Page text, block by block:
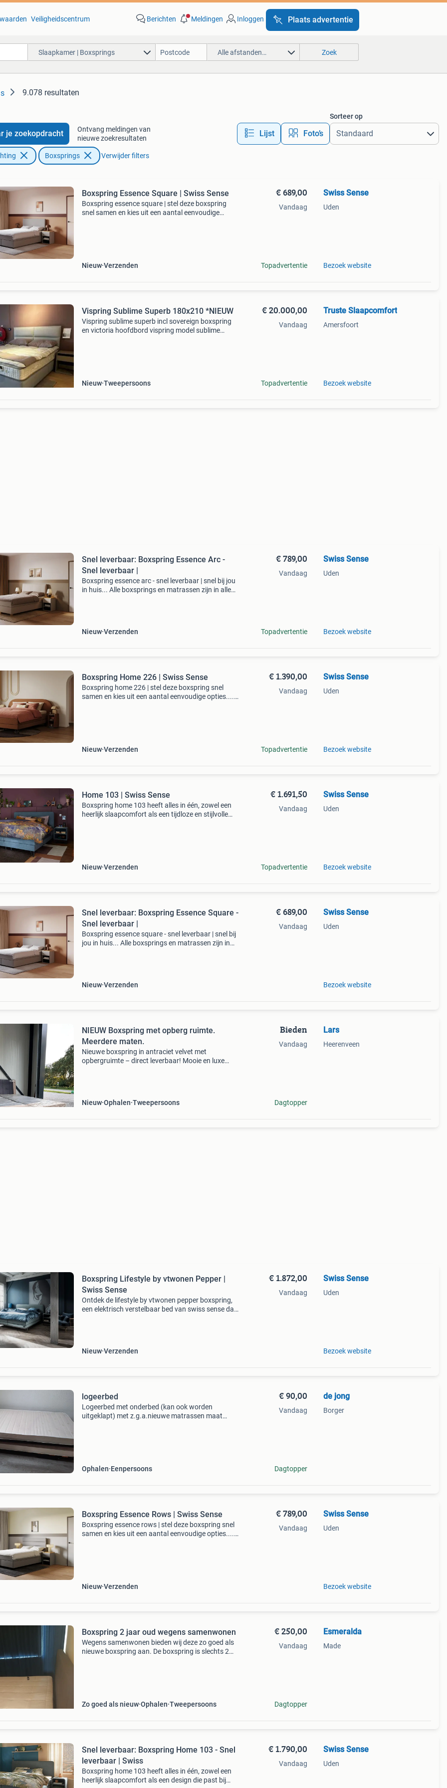
Veiligheidscentrum Berichten Meldingen Inloggen Plaats advertentie
Slaapkamer | Boxsprings Alle afstanden… Zoek
9.078 resultaten
je zoekopdracht
Ontvang meldingen van
nieuwe zoekresultaten
Lijst Foto’s
Sorteer op
Boxsprings Verwijder filters
Boxspring Essence Square | Swiss Sense
Boxspring essence square | stel deze boxspring
snel samen en kies uit een aantal eenvoudige
Nieuw Verzenden
€ 689,00
Vandaag
Topadvertentie
Swiss Sense
Uden
Bezoek website
Vispring Sublime Superb 180x210 *NIEUW
Vispring sublime superb incl sovereign boxspring
en victoria hoofdbord vispring model sublime
Nieuw Tweepersoons
€ 20.000,00
Vandaag
Topadvertentie
Truste Slaapcomfort
Amersfoort
Bezoek website
Snel leverbaar: Boxspring Essence Arc -
Snel leverbaar |
Boxspring essence arc - snel leverbaar | snel bij jou
in huis... Alle boxsprings en matrassen zijn in alle
Nieuw Verzenden
€ 789,00
Vandaag
Topadvertentie
Swiss Sense
Uden
Bezoek website
Boxspring Home 226 | Swiss Sense
Boxspring home 226 | stel deze boxspring snel
samen en kies uit een aantal eenvoudige opties....
Nieuw Verzenden
€ 1.390,00
Vandaag
Topadvertentie
Swiss Sense
Uden
Bezoek website
Home 103 | Swiss Sense
Boxspring home 103 heeft alles in één, zowel een
heerlijk slaapcomfort als een tijdloze en stijlvolle
Nieuw Verzenden
€ 1.691,50
Vandaag
Topadvertentie
Swiss Sense
Uden
Bezoek website
Snel leverbaar: Boxspring Essence Square -
Snel leverbaar |
Boxspring essence square - snel leverbaar | snel bij
jou in huis... Alle boxsprings en matrassen zijn in
Nieuw Verzenden
€ 689,00
Vandaag
Swiss Sense
Uden
Bezoek website
NIEUW Boxspring met opberg ruimte.
Meerdere maten.
Nieuwe boxspring in antraciet velvet met
opbergruimte – direct leverbaar! Mooie en luxe
Nieuw Ophalen Tweepersoons
Bieden
Vandaag
Dagtopper
Lars
Heerenveen
Boxspring Lifestyle by vtwonen Pepper |
Swiss Sense
Ontdek de lifestyle by vtwonen pepper boxspring,
een elektrisch verstelbaar bed van swiss sense dat
Nieuw Verzenden
€ 1.872,00
Vandaag
Swiss Sense
Uden
Bezoek website
logeerbed
Logeerbed met onderbed (kan ook worden
uitgeklapt) met z.g.a.nieuwe matrassen maat
Ophalen Eenpersoons
€ 90,00
Vandaag
Dagtopper
de jong
Borger
Boxspring Essence Rows | Swiss Sense
Boxspring essence rows | stel deze boxspring snel
samen en kies uit een aantal eenvoudige opties....
Nieuw Verzenden
€ 789,00
Vandaag
Swiss Sense
Uden
Bezoek website
Boxspring 2 jaar oud wegens samenwonen
Wegens samenwonen bieden wij deze zo goed als
nieuwe boxspring aan. De boxspring is slechts 2
Zo goed als nieuw Ophalen Tweepersoons
€ 250,00
Vandaag
Dagtopper
Esmeralda
Made
Snel leverbaar: Boxspring Home 103 - Snel
leverbaar | Swiss
Boxspring home 103 heeft alles in één, zowel een
heerlijk slaapcomfort als een design die past bij
€ 1.790,00
Vandaag
Swiss Sense
Uden